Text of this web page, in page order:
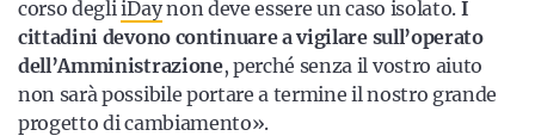
corso degliiDaynon deve essere un caso isolato. I
cittadini devono continuare a vigilare sull’operato
dell’Amministrazione, perché senza il vostro aiuto
non sarà possibile portare a termine il nostro grande
progetto di cambiamento».